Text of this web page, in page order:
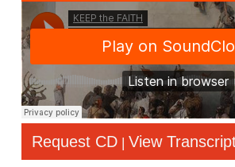
Request CD | View